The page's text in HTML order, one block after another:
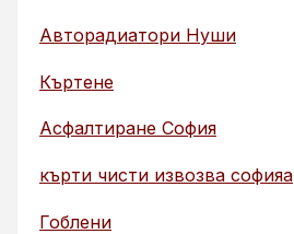
Авторадиатори Нуши
Къртене
Асфалтиране София
кърти чисти извозва софияа
Гоблени